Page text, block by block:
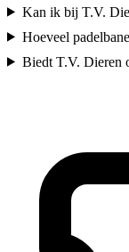
Kan ik bij T.V.
Hoeveel
Biedt T.V. Dieren